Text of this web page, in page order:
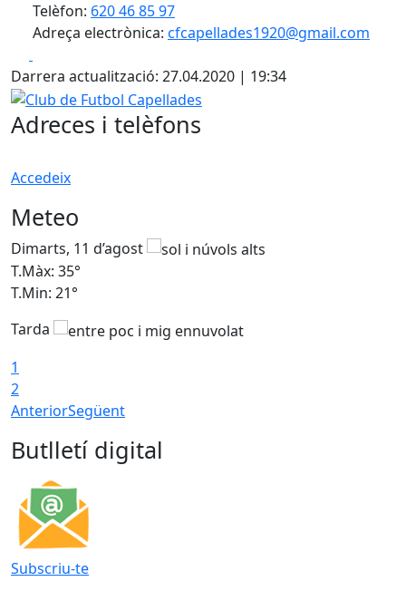
Telèfon: 620 46 85 97
Adreça electrònica: cfcapellades1920@gmail.com
Darrera actualització: 27.04.2020 | 19:34
Club de Futbol Capellades
Adreces i telèfons
Accedeix
Meteo
Dimarts, 11 d’agost
T.Màx: 35°
T.Min: 21°
Tarda
1
2
AnteriorSegüent
Butlletí digital
Subscriu-te